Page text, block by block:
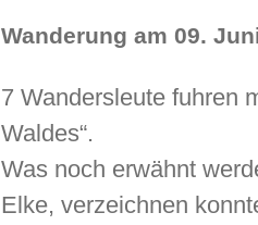
Wanderung am 09.
7 Wandersleute fuhren
Waldes“.
Was noch erwähnt
Elke, verzeichnen